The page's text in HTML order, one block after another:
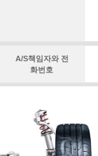
A/S책임자와 전
화번호